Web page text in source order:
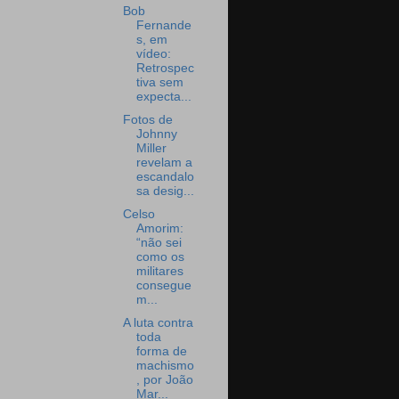
Bob
Fernande
s, em
vídeo:
Retrospec
tiva sem
expecta...
Fotos de
Johnny
Miller
revelam a
escandalo
sa desig...
Celso
Amorim:
“não sei
como os
militares
consegue
m...
A luta contra
toda
forma de
machismo
, por João
Mar...